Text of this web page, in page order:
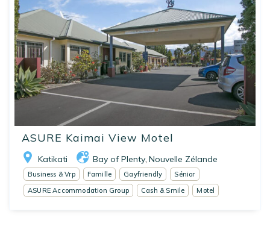
ASURE Kaimai View Motel
Katikati Bay of Plenty Nouvelle Zélande
Business & Vrp Famille Gayfriendly
Sénior
ASURE Accommodation Group
Cash & Smile Motel